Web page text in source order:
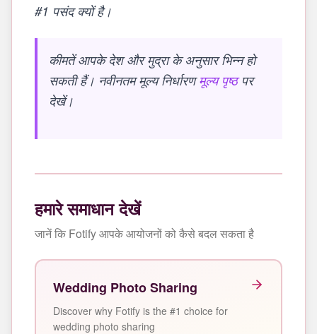
#1 पसंद क्यों है।
कीमतें आपके देश और मुद्रा के अनुसार भिन्न हो
सकती हैं। नवीनतम मूल्य निर्धारणमूल्य पृष्ठपर
देखें।
हमारे समाधान देखें
जानें कि Fotify आपके आयोजनों को कैसे बदल सकता है
Wedding Photo Sharing
Discover why Fotify is the #1 choice for
wedding photo sharing